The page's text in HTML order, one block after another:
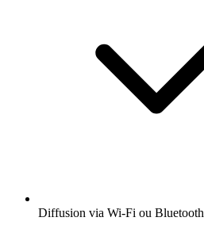
Diffusion via Wi-Fi ou Bluetooth